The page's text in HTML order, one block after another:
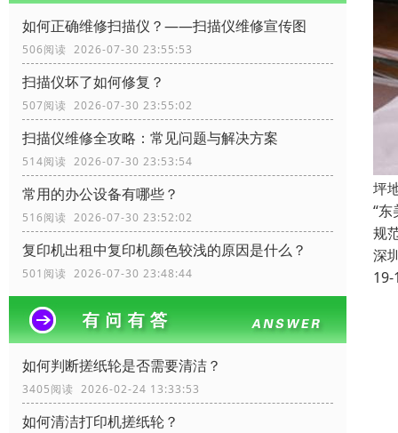
如何正确维修扫描仪？——扫描仪维修宣传图
506阅读 2026-07-30 23:55:53
扫描仪坏了如何修复？
507阅读 2026-07-30 23:55:02
扫描仪维修全攻略：常见问题与解决方案
514阅读 2026-07-30 23:53:54
常用的办公设备有哪些？
516阅读 2026-07-30 23:52:02
复印机出租中复印机颜色较浅的原因是什么？
501阅读 2026-07-30 23:48:44
如何判断搓纸轮是否需要清洁？
3405阅读 2026-02-24 13:33:53
如何清洁打印机搓纸轮？
坪
“
规
深
19-